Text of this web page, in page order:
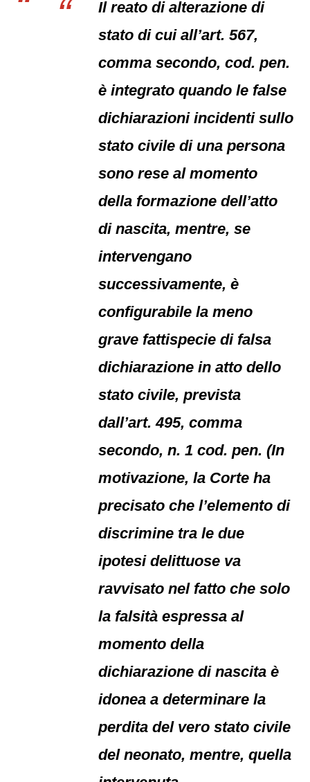
Il reato di alterazione di
stato di cui all’art. 567,
comma secondo, cod. pen.
è integrato quando le false
dichiarazioni incidenti sullo
stato civile di una persona
sono rese al momento
della formazione dell’atto
di nascita, mentre, se
intervengano
successivamente, è
configurabile la meno
grave fattispecie di falsa
dichiarazione in atto dello
stato civile, prevista
dall’art. 495, comma
secondo, n. 1 cod. pen. (In
motivazione, la Corte ha
precisato che l’elemento di
discrimine tra le due
ipotesi delittuose va
ravvisato nel fatto che solo
la falsità espressa al
momento della
dichiarazione di nascita è
idonea a determinare la
perdita del vero stato civile
del neonato, mentre, quella